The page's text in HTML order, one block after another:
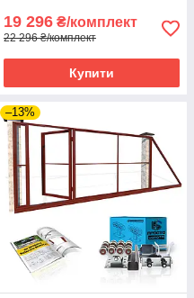
19 296 ₴/комплект
22 296 ₴/комплект
Купити
–13%